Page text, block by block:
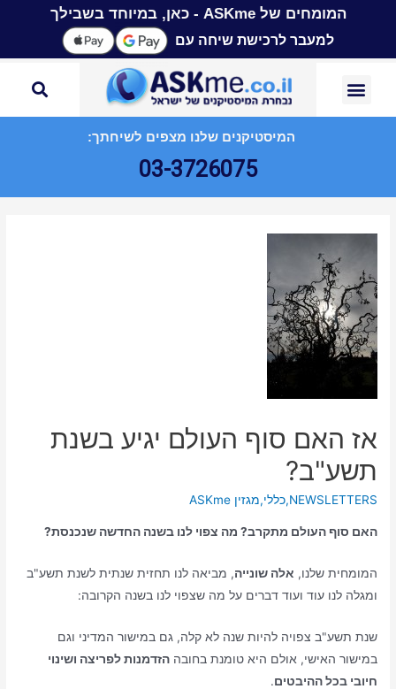
המומחים של ASKme - כאן, במיוחד בשבילך
למעבר לרכישת שיחה עם
המיסטיקנים שלנו מצפים לשיחתך:
03-3726075
אז האם סוף העולם יגיע בשנת
תשע"ב?
NEWSLETTERS
,כללי,מגזין ASKme
האם סוף העולם מתקרב? מה צפוי לנו בשנה החדשה שנכנסת?
המומחית שלנו, אלה שונייה, מביאה לנו תחזית שנתית לשנת תשע"ב
ומגלה לנו עוד ועוד דברים על מה שצפוי לנו בשנה הקרובה:
שנת תשע"ב צפויה להיות שנה לא קלה, גם במישור המדיני וגם
במישור האישי, אולם היא טומנת בחובההזדמנות לפריצה ושינוי
חיובי בכל ההיבטים.